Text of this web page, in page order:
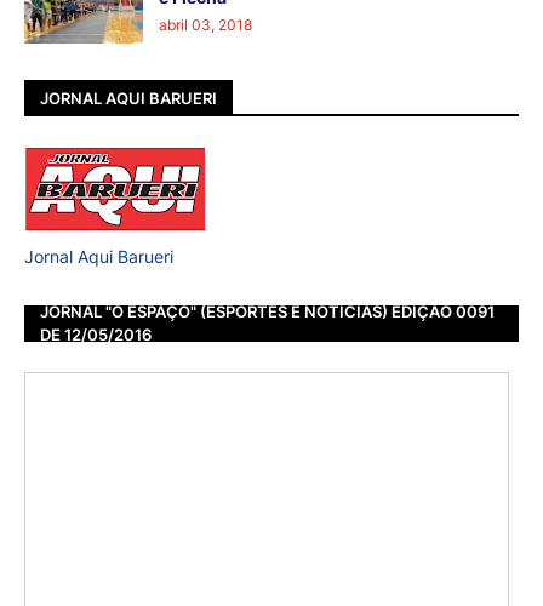
abril 03, 2018
JORNAL AQUI BARUERI
Jornal Aqui Barueri
JORNAL "O ESPAÇO" (ESPORTES E NOTÍCIAS) EDIÇÃO 0091
DE 12/05/2016